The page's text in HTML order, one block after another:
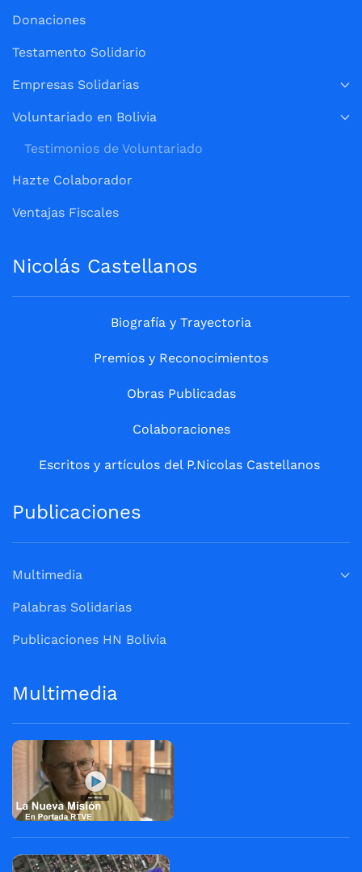
Donaciones
Testamento Solidario
Empresas Solidarias
Voluntariado en Bolivia
Testimonios de Voluntariado
Hazte Colaborador
Ventajas Fiscales
Nicolás Castellanos
Biografía y Trayectoria
Premios y Reconocimientos
Obras Publicadas
Colaboraciones
Escritos y artículos del P.Nicolas Castellanos
Publicaciones
Multimedia
Palabras Solidarias
Publicaciones HN Bolivia
Multimedia